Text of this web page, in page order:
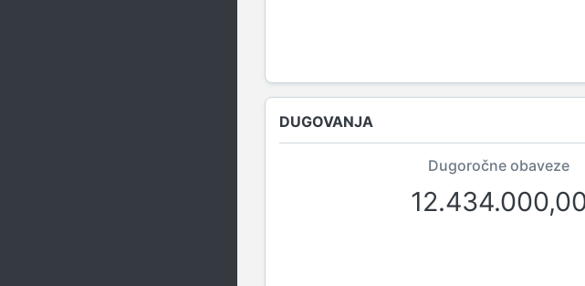
DUGOVANJA
Dugoročne obaveze